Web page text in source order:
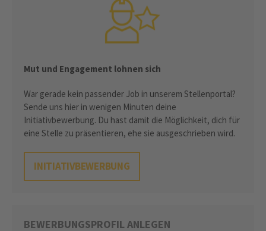
Mut und Engagement lohnen sich
War gerade kein passender Job in unserem Stellenportal?
Sende uns hier in wenigen Minuten deine
Initiativbewerbung. Du hast damit die Möglichkeit, dich für
eine Stelle zu präsentieren, ehe sie ausgeschrieben wird.
INITIATIVBEWERBUNG
BEWERBUNGSPROFIL ANLEGEN